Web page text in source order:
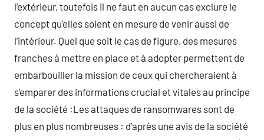
l’extérieur, toutefois il ne faut en aucun cas exclure le
concept qu’elles soient en mesure de venir aussi de
l’intérieur. Quel que soit le cas de figure, des mesures
franches à mettre en place et à adopter permettent de
embarbouiller la mission de ceux qui chercheraient à
s’emparer des informations crucial et vitales au principe
de la société :Les attaques de ransomwares sont de
plus en plus nombreuses : d’après une avis de la société